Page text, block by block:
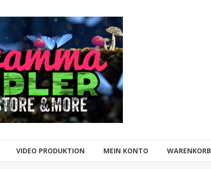
VIDEO PRODUKTION MEIN KONTO WARENKORB